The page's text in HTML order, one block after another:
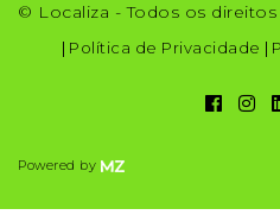
© Localiza - Todos os
| Política de Privacidade |
Powered by